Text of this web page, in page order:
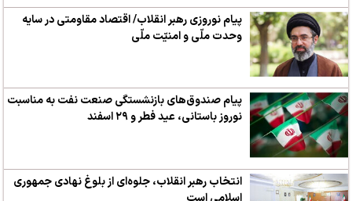
پیام نوروزی رهبر انقلاب/ اقتصاد مقاومتی در سایه
وحدت ملّی و امنیّت ملّی
پیام صندوق‌های بازنشستگی صنعت نفت به مناسبت
نوروز باستانی، عید فطر و ۲۹ اسفند
انتخاب رهبر انقلاب، جلوه‌ای از بلوغ نهادی جمهوری